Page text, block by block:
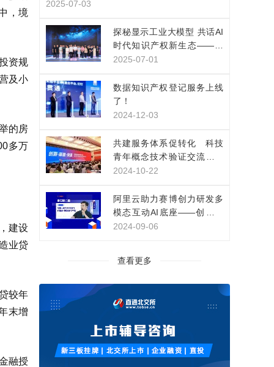
，境
资规
及小
的房
多万
建设
业贷
较年
末增
融授
2025-07-03
探秘显示工业大模型 共话AI
时代知识产权新生态——凯
派尔走进京东方技术创新中
2025-07-01
数据知识产权登记服务上线
了！
2024-12-03
共建服务体系促转化 科技
青年概念技术验证交流展示
活动在上海举行
2024-10-22
阿里云助力赛博创力研发多
模态互动AI底座——创新影
视IP互动体验
2024-09-06
查看更多